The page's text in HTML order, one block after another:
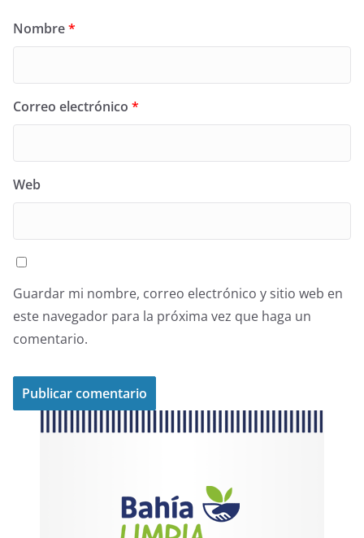
Nombre*
Correo electrónico *
Web
Guardar mi nombre, correo electrónico y sitio web en
este navegador para la próxima vez que haga un
comentario.